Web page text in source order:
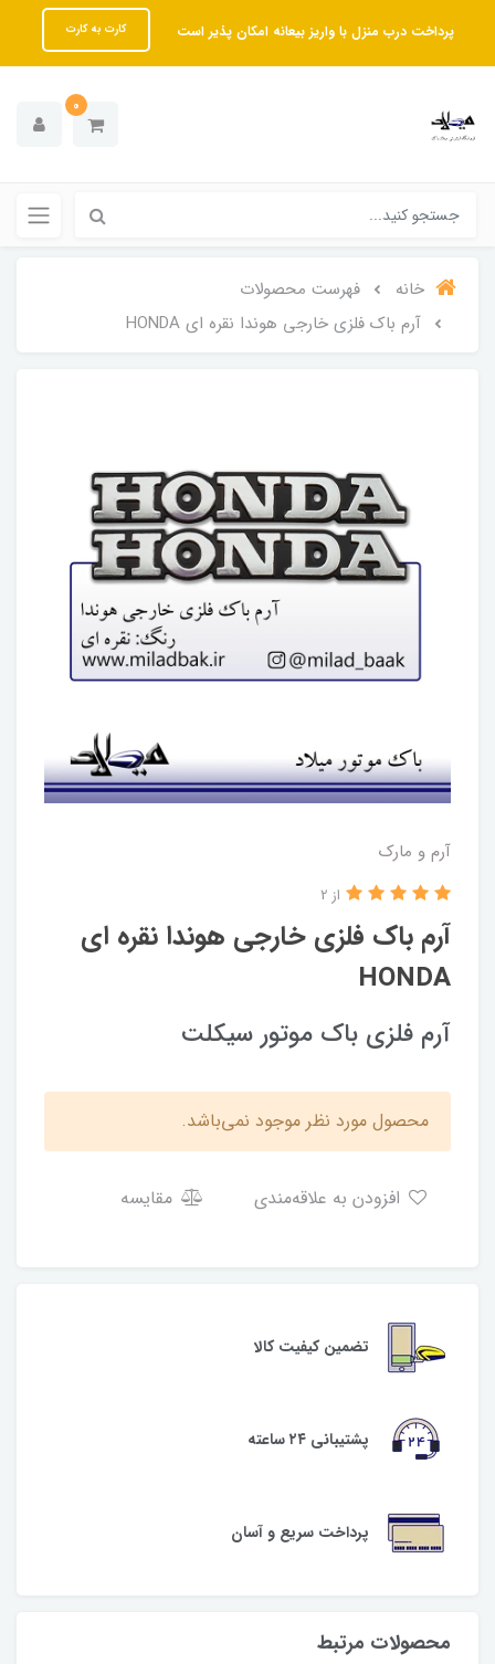
پرداخت درب منزل با واریز بیعانه امکان پذیر است کارت به کارت
0
خانه
فهرست محصولات
آرم باک فلزی خارجی هوندا نقره ای HONDA
آرم و مارک
آرم باک فلزی خارجی هوندا نقره ای
HONDA
از 2
آرم فلزی باک موتور سیکلت
محصول مورد نظر موجود نمی‌باشد.
مقایسه
تضمین کیفیت کالا
پشتیبانی ۲۴ ساعته
پرداخت سریع و آسان
محصولات مرتبط